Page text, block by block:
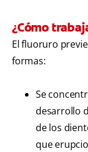
¿Cómo
El fluoruro
formas:
Se
desarrollo
de los
que